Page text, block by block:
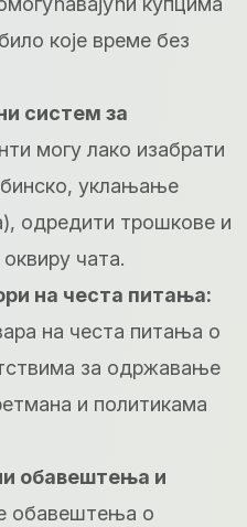
које време без
систем за
могу лако изабрати
уклањање
одредити трошкове и
чата.
на честа питања:
на честа питања о
за одржавање
и политикама
обавештења и
обавештења о